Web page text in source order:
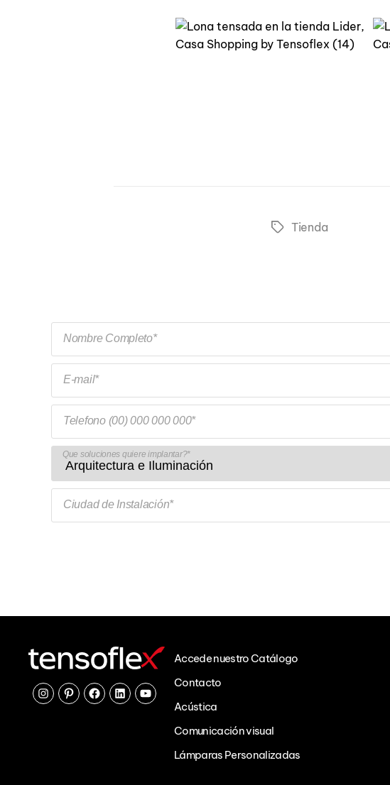
TagsTienda
Nombre Completo*
E-mail*
Telefono (00) 000 000 000*
Que soluciones quiere implantar?*
Ciudad de Instalación*
Instagram
Pinterest
Facebook
LinkedinYoutube
Accede nuestro Catálogo
Contacto
Acústica
Comunicación visual
Lámparas Personalizadas